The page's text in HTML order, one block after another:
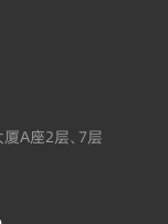
A座2层、7层